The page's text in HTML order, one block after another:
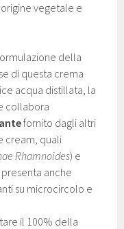
vegetale e
della
di questa crema
acqua distillata, la
collabora
fornito dagli altri
cream, quali
Rhamnoides) e
anche
su microcircolo e
il 100% della